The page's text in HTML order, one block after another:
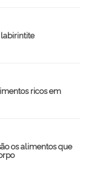
ricos em
os alimentos que